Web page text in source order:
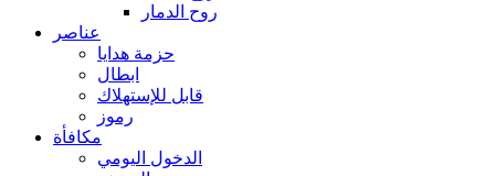
روح الدمار
عناصر
حزمة هدايا
ابطال
قابل للإستهلاك
رموز
مكافأة
الدخول اليومي